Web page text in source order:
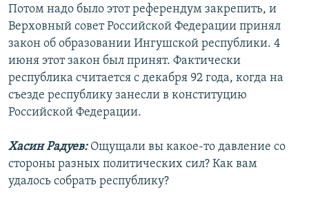
Потом надо было этот референдум закрепить, и
Верховный совет Российской Федерации принял
закон об образовании Ингушской республики. 4
июня этот закон был принят. Фактически
республика считается с декабря 92 года, когда на
съезде республику занесли в конституцию
Российской Федерации.
Хасин Радуев:Ощущали вы какое-то давление со
стороны разных политических сил? Как вам
удалось собрать республику?